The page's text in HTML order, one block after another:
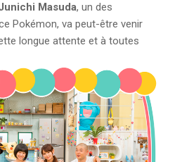
Masuda, un des
Pokémon, va peut-être venir
longue attente et à toutes